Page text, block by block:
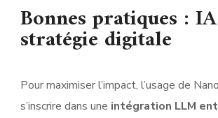
Bonnes pratiques :
stratégie digitale
Pour maximiser l’impact, l’usage de
s’inscrire dans une intégration LLM